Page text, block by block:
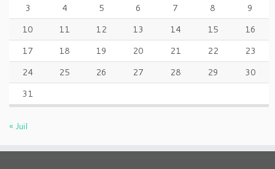
3
4 5 6 7 8
9
10
11 12 13 14 15
16
17
18 19 20 21 22
23
24
25 26 27 28 29
30
31
« Juil